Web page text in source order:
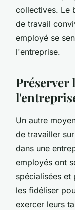
collectives. Le
de travail
employé se
l'entreprise.
Préserver
Un autre
de travailler
dans une
employés ont
spécialisées et
les fidéliser
exercer leurs